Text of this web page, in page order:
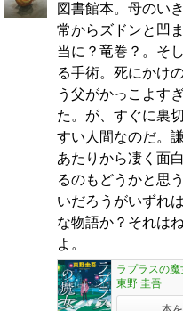
図書館本。母のい
常からズドンと凹
当に？竜巻？。そ
る手術。死にかけ
う父がかっこよす
た。が、すぐに裏
すい人間なのだ。
あたりから凄く面
るのもどうかと思
いだろうがいずれ
な物語か？それは
よ。
ラプラスの
東野 圭吾